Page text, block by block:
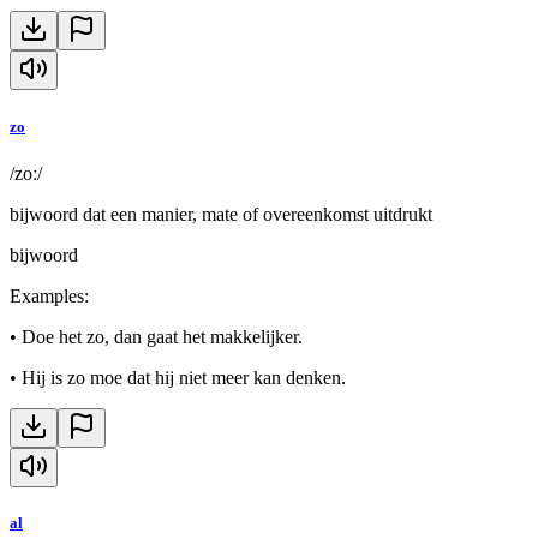
zo
/zoː/
bijwoord dat een manier, mate of overeenkomst uitdrukt
bijwoord
Examples:
• Doe het zo, dan gaat het makkelijker.
• Hij is zo moe dat hij niet meer kan denken.
al